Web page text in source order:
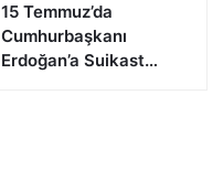
15 Temmuz’da
Cumhurbaşkanı
Erdoğan’a Suikast